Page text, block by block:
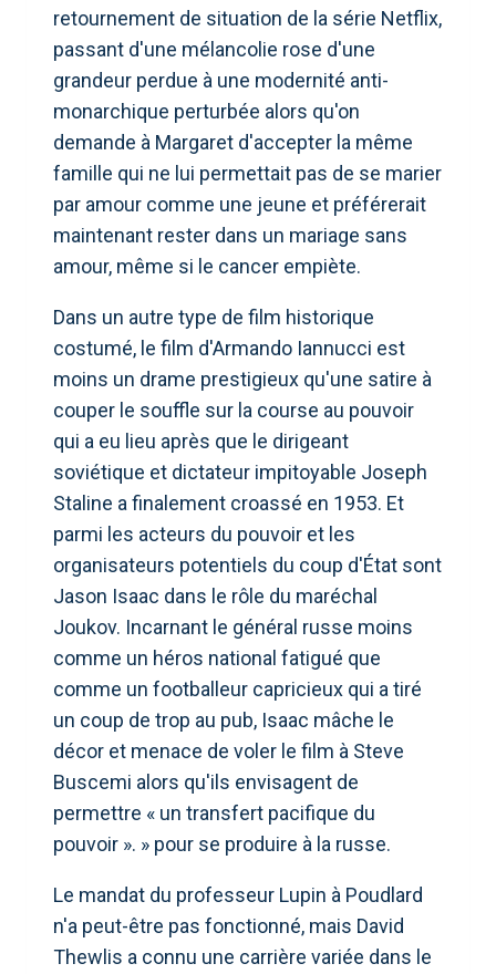
retournement de situation de la série Netflix,
passant d'une mélancolie rose d'une
grandeur perdue à une modernité anti-
monarchique perturbée alors qu'on
demande à Margaret d'accepter la même
famille qui ne lui permettait pas de se marier
par amour comme une jeune et préférerait
maintenant rester dans un mariage sans
amour, même si le cancer empiète.
Dans un autre type de film historique
costumé, le film d'Armando Iannucci est
moins un drame prestigieux qu'une satire à
couper le souffle sur la course au pouvoir
qui a eu lieu après que le dirigeant
soviétique et dictateur impitoyable Joseph
Staline a finalement croassé en 1953. Et
parmi les acteurs du pouvoir et les
organisateurs potentiels du coup d'État sont
Jason Isaac dans le rôle du maréchal
Joukov. Incarnant le général russe moins
comme un héros national fatigué que
comme un footballeur capricieux qui a tiré
un coup de trop au pub, Isaac mâche le
décor et menace de voler le film à Steve
Buscemi alors qu'ils envisagent de
permettre « un transfert pacifique du
pouvoir ». » pour se produire à la russe.
Le mandat du professeur Lupin à Poudlard
n'a peut-être pas fonctionné, mais David
Thewlis a connu une carrière variée dans le